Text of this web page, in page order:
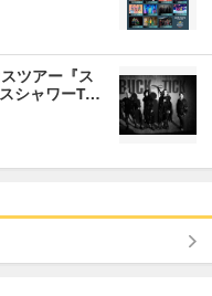
ツアー『ス
シャワーT…